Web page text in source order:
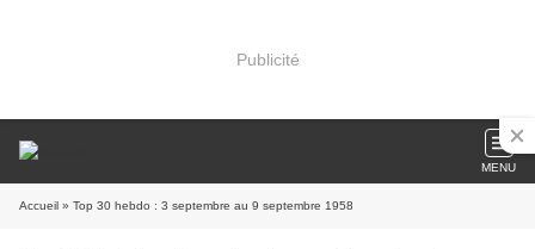
Publicité
MENU
Accueil » Top 30 hebdo : 3 septembre au 9 septembre 1958